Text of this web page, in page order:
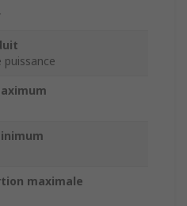
puissance
maximale